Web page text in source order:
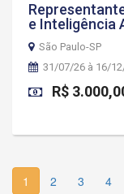
e Inteligência
São Paulo-SP
31/07/26 à 16/
R$
1 2 3 4